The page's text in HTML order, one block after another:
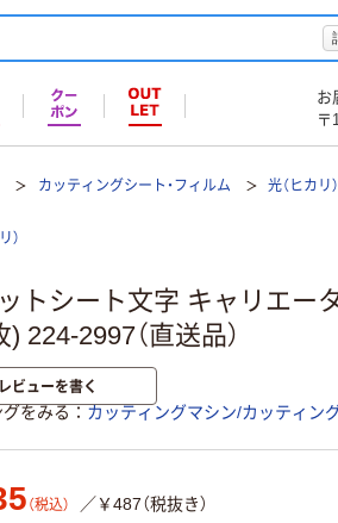
お
〒
カッティングシート・フィルム 光（ヒカ
）
トシート文字 キャリエー
) 224-2997（直送品）
レビューを書く
をみる カッティングマシン/カッティン
（税込） ／￥487（税抜き）